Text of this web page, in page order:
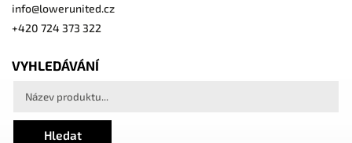
info@lowerunited.cz
+420 724 373 322
VYHLEDÁVÁNÍ
Hledat